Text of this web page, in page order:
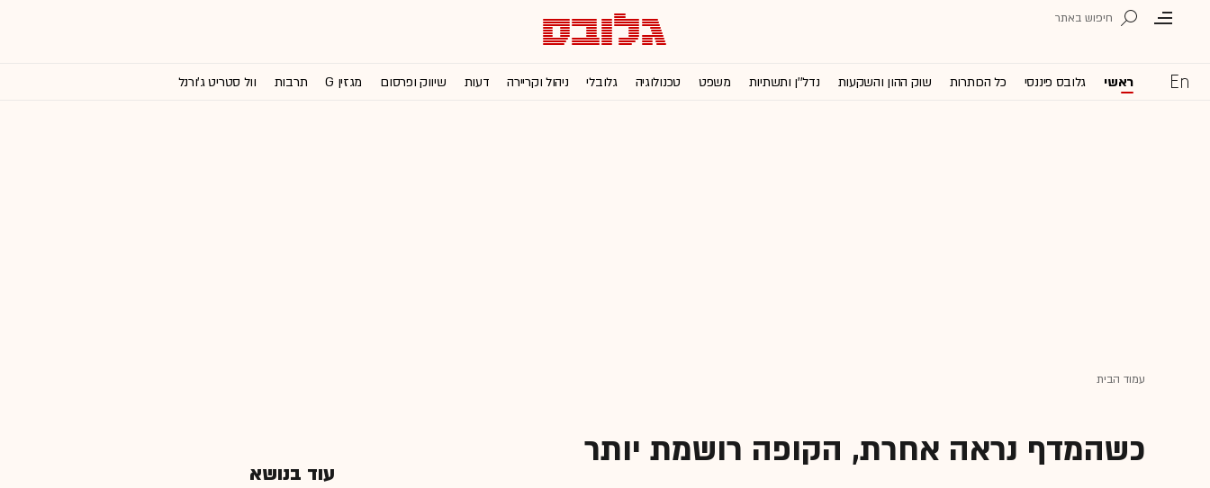
ראשי גלובס פיננסי כל הכותרות שוק ההון והשקעות נדל''ן ותשתיות משפט טכנולוגיה גלובלי ניהול וקריירה דעות שיווק ופרסום מגזין G תרבות וול סטריט ג'ורנל
עמוד הבית
כשהמדף נראה אחרת, הקופה רושמת יותר
עוד בנושא